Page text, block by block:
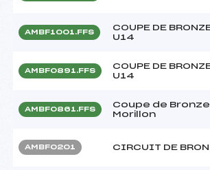
AMBF1001.FFS
COUPE DE
U14
AMBF0891.FFS
COUPE DE
U14
AMBF0861.FFS
Coupe de Bronze
Morillon
AMBF0201 CIRCUIT DE